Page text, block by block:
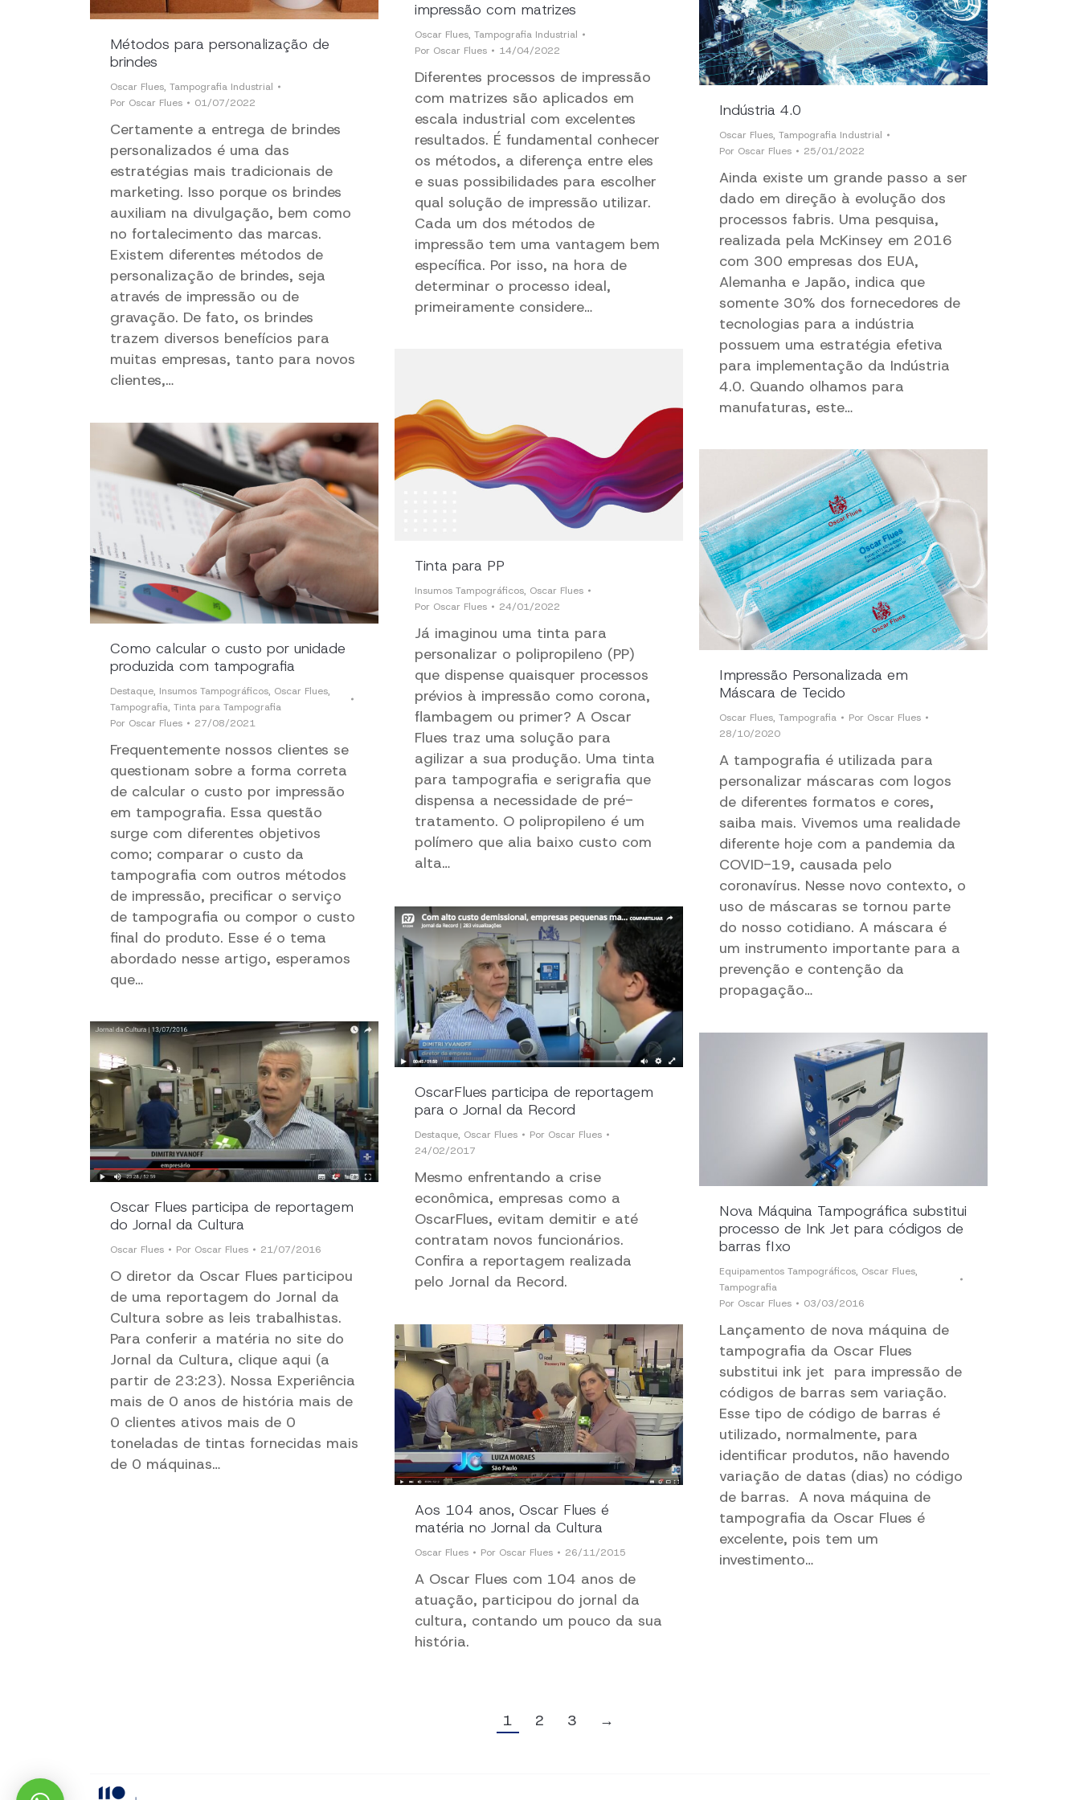
Métodos para personalização de
brindes
Oscar Flues, Tampografia Industrial
Por Oscar Flues 01/07/2022
Certamente a entrega de brindes
personalizados é uma das
estratégias mais tradicionais de
marketing. Isso porque os brindes
auxiliam na divulgação, bem como
no fortalecimento das marcas.
Existem diferentes métodos de
personalização de brindes, seja
através de impressão ou de
gravação. De fato, os brindes
trazem diversos benefícios para
muitas empresas, tanto para novos
clientes,…
impressão com matrizes
Oscar Flues, Tampografia Industrial
Por Oscar Flues 14/04/2022
Diferentes processos de impressão
com matrizes são aplicados em
escala industrial com excelentes
resultados. É fundamental conhecer
os métodos, a diferença entre eles
e suas possibilidades para escolher
qual solução de impressão utilizar.
Cada um dos métodos de
impressão tem uma vantagem bem
específica. Por isso, na hora de
determinar o processo ideal,
primeiramente considere…
Indústria 4.0
Oscar Flues, Tampografia Industrial
Por Oscar Flues 25/01/2022
Ainda existe um grande passo a ser
dado em direção à evolução dos
processos fabris. Uma pesquisa,
realizada pela McKinsey em 2016
com 300 empresas dos EUA,
Alemanha e Japão, indica que
somente 30% dos fornecedores de
tecnologias para a indústria
possuem uma estratégia efetiva
para implementação da Indústria
4.0. Quando olhamos para
manufaturas, este…
Tinta para PP
Insumos Tampográficos, Oscar Flues
Por Oscar Flues 24/01/2022
Já imaginou uma tinta para
personalizar o polipropileno (PP)
que dispense quaisquer processos
prévios à impressão como corona,
flambagem ou primer? A Oscar
Flues traz uma solução para
agilizar a sua produção. Uma tinta
para tampografia e serigrafia que
dispensa a necessidade de pré-
tratamento. O polipropileno é um
polímero que alia baixo custo com
alta…
Como calcular o custo por unidade
produzida com tampografia
Destaque, Insumos Tampográficos, Oscar Flues,
Tampografia, Tinta para Tampografia
Por Oscar Flues 27/08/2021
Frequentemente nossos clientes se
questionam sobre a forma correta
de calcular o custo por impressão
em tampografia. Essa questão
surge com diferentes objetivos
como; comparar o custo da
tampografia com outros métodos
de impressão, precificar o serviço
de tampografia ou compor o custo
final do produto. Esse é o tema
abordado nesse artigo, esperamos
que…
Impressão Personalizada em
Máscara de Tecido
Oscar Flues, Tampografia Por Oscar Flues
28/10/2020
A tampografia é utilizada para
personalizar máscaras com logos
de diferentes formatos e cores,
saiba mais. Vivemos uma realidade
diferente hoje com a pandemia da
COVID-19, causada pelo
coronavírus. Nesse novo contexto, o
uso de máscaras se tornou parte
do nosso cotidiano. A máscara é
um instrumento importante para a
prevenção e contenção da
propagação…
OscarFlues participa de reportagem
para o Jornal da Record
Destaque, Oscar Flues Por Oscar Flues
24/02/2017
Mesmo enfrentando a crise
econômica, empresas como a
OscarFlues, evitam demitir e até
contratam novos funcionários.
Confira a reportagem realizada
pelo Jornal da Record.
Oscar Flues participa de reportagem
do Jornal da Cultura
Oscar Flues Por Oscar Flues 21/07/2016
O diretor da Oscar Flues participou
de uma reportagem do Jornal da
Cultura sobre as leis trabalhistas.
Para conferir a matéria no site do
Jornal da Cultura, clique aqui (a
partir de 23:23). Nossa Experiência
mais de 0 anos de história mais de
0 clientes ativos mais de 0
toneladas de tintas fornecidas mais
de 0 máquinas…
Nova Máquina Tampográfica substitui
processo de Ink Jet para códigos de
barras fIxo
Equipamentos Tampográficos, Oscar Flues,
Tampografia
Por Oscar Flues 03/03/2016
Lançamento de nova máquina de
tampografia da Oscar Flues
substitui ink jet para impressão de
códigos de barras sem variação.
Esse tipo de código de barras é
utilizado, normalmente, para
identificar produtos, não havendo
variação de datas (dias) no código
de barras. A nova máquina de
tampografia da Oscar Flues é
excelente, pois tem um
investimento…
Aos 104 anos, Oscar Flues é
matéria no Jornal da Cultura
Oscar Flues Por Oscar Flues 26/11/2015
A Oscar Flues com 104 anos de
atuação, participou do jornal da
cultura, contando um pouco da sua
história.
1 2 3 →